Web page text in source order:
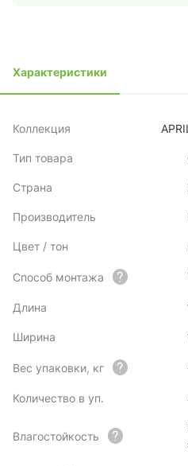
Характеристики
Коллекция
Тип товара
Страна
Производитель
Цвет / тон
Способ монтажа
Длина
Ширина
Вес упаковки, кг
Количество в уп.
Влагостойкость